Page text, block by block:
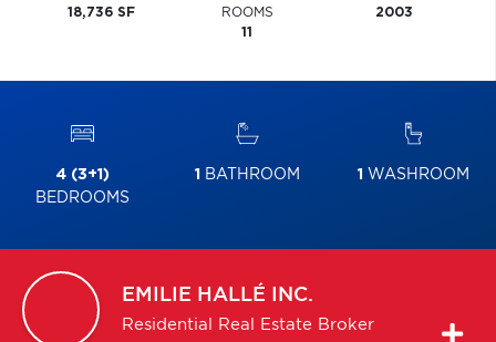
18,736 SF
ROOMS
11
2003
4 (3+1)
BEDROOMS
1 BATHROOM 1 WASHROOM
EMILIE HALLÉ INC.
Residential Real Estate Broker